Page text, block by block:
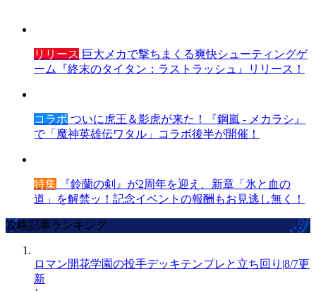
リリース 巨大メカで撃ちまくる爽快シューティングゲ
ーム『終末のタイタン：ラストラッシュ』リリース！
コラボ ついに虎王＆影虎が来た！『鋼嵐 - メカラシ』
で「魔神英雄伝ワタル」コラボ後半が開催！
特集 『鈴蘭の剣』が2周年を迎え、新章「氷と血の
道」を解禁ッ！記念イベントの報酬もお見逃し無く！
攻略記事ランキング
ロマン開花学園の投手デッキテンプレと立ち回り|8/7更
新